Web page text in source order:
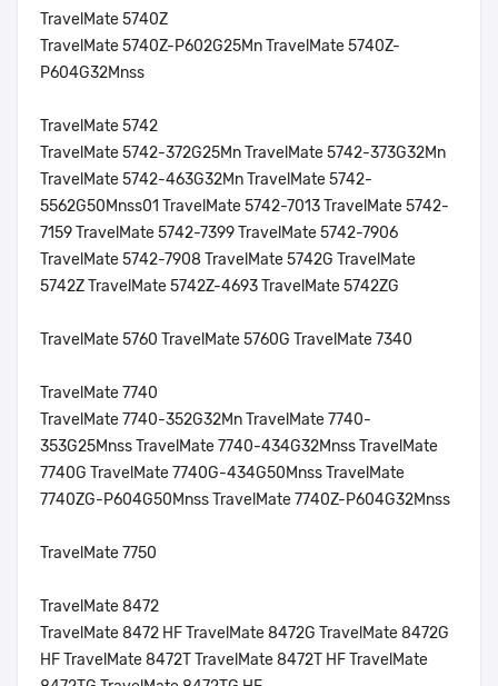
TravelMate 5740Z
TravelMate 5740Z-P602G25Mn TravelMate 5740Z-
P604G32Mnss
TravelMate 5742
TravelMate 5742-372G25Mn TravelMate 5742-373G32Mn
TravelMate 5742-463G32Mn TravelMate 5742-
5562G50Mnss01 TravelMate 5742-7013 TravelMate 5742-
7159 TravelMate 5742-7399 TravelMate 5742-7906
TravelMate 5742-7908 TravelMate 5742G TravelMate
5742Z TravelMate 5742Z-4693 TravelMate 5742ZG
TravelMate 5760 TravelMate 5760G TravelMate 7340
TravelMate 7740
TravelMate 7740-352G32Mn TravelMate 7740-
353G25Mnss TravelMate 7740-434G32Mnss TravelMate
7740G TravelMate 7740G-434G50Mnss TravelMate
7740ZG-P604G50Mnss TravelMate 7740Z-P604G32Mnss
TravelMate 7750
TravelMate 8472
TravelMate 8472 HF TravelMate 8472G TravelMate 8472G
HF TravelMate 8472T TravelMate 8472T HF TravelMate